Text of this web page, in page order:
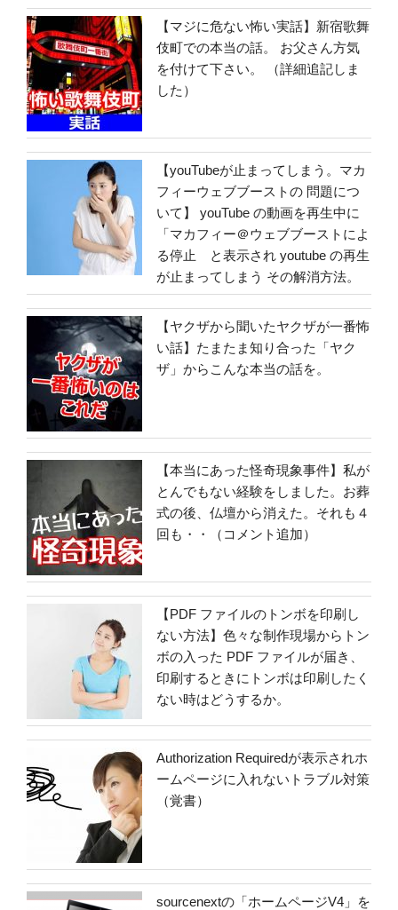
【マジに危ない怖い実話】新宿歌舞
伎町での本当の話。 お父さん方気
を付けて下さい。 （詳細追記しま
した）
【youTubeが止まってしまう。マカ
フィーウェブブーストの 問題につ
いて】 youTube の動画を再生中に
「マカフィー＠ウェブブーストによ
る停止 と表示され youtube の再生
が止まってしまう その解消方法。
【ヤクザから聞いたヤクザが一番怖
い話】たまたま知り合った「ヤク
ザ」からこんな本当の話を。
【本当にあった怪奇現象事件】私が
とんでもない経験をしました。お葬
式の後、仏壇から消えた。それも４
回も・・（コメント追加）
【PDF ファイルのトンボを印刷し
ない方法】色々な制作現場からトン
ボの入った PDF ファイルが届き、
印刷するときにトンボは印刷したく
ない時はどうするか。
Authorization Requiredが表示されホ
ームページに入れないトラブル対策
（覚書）
sourcenextの「ホームページV4」を